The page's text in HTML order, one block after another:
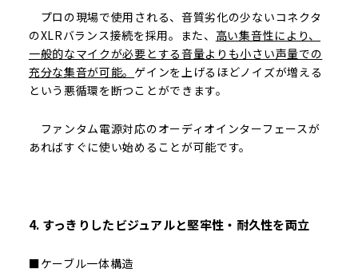
プロの現場で使用される、音質劣化の少ないコネクタ
のXLRバランス接続を採用。また、 高い集音性により、
一般的なマイクが必要とする音量よりも小さい声量での
充分な集音が可能。 ゲインを上げるほどノイズが増える
という悪循環を断つことができます。
ファンタム電源対応のオーディオインターフェースが
あればすぐに使い始めることが可能です。
4. すっきりしたビジュアルと堅牢性・耐久性を両立
■ケーブル一体構造